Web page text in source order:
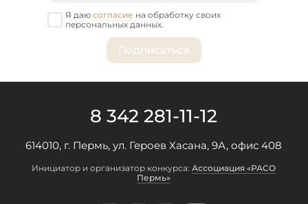
Я даю согласие на обработку своих
персональных данных.
8 342 281-11-12
614010, г. Пермь, ул. Героев Хасана, 9А, офис 408
Инициатор и организатор конкурса:Ассоциация «РАСО
Пермь»